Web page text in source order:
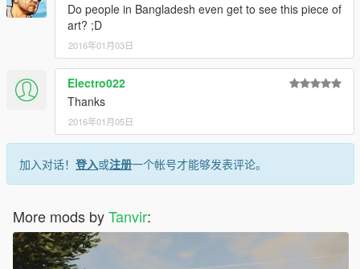
Do people in Bangladesh even get to see this piece of
art? ;D
2016年01月03日
Electro022
Thanks
2016年01月05日
加入对话！ 登入或注册一个帐号才能够发表评论。
More mods byTanvir: